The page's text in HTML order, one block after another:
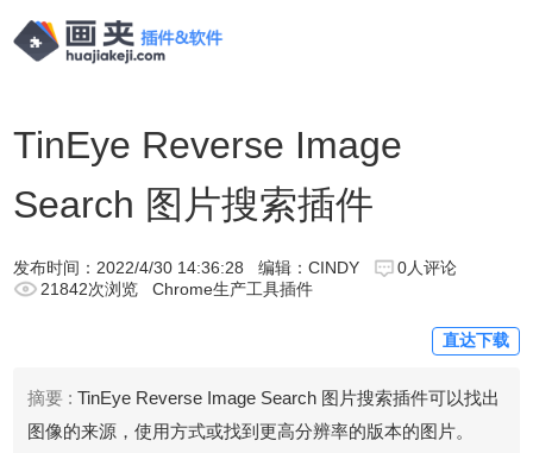
TinEye Reverse Image
Search 图片搜索插件
发布时间： 2022/4/30 14:36:28 编辑：CINDY
0人评论
21842次浏览
Chrome生产工具插件
直达下载
摘要 : TinEye Reverse Image Search 图片搜索插件可以找出
图像的来源，使用方式或找到更高分辨率的版本的图片。